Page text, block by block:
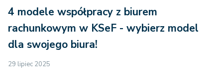
4 modele współpracy z biurem
rachunkowym w KSeF - wybierz model
dla swojego biura!
29 lipiec 2025